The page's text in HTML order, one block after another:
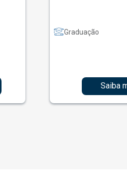
Graduação
Saiba